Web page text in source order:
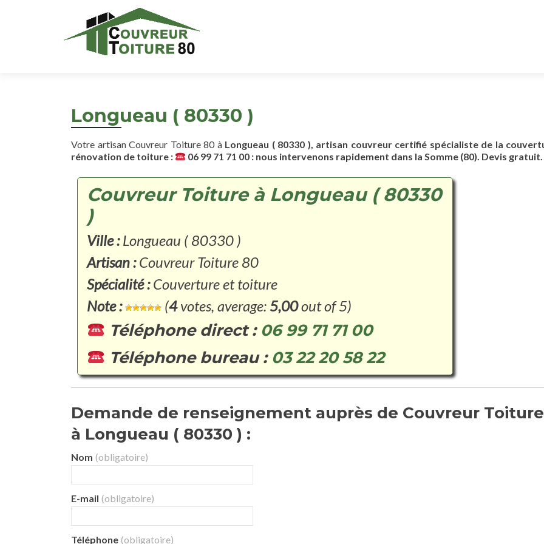
Longueau ( 80330 )
Votre artisan Couvreur Toiture 80 à Longueau ( 80330 ), artisan couvreur certifié spécialiste de la
rénovation de toiture :
06 99 71 71 00 : nous intervenons rapidement dans la Somme (80). Devis gratuit.
Couvreur Toiture à Longueau ( 80330
)
Ville :Longueau ( 80330 )
Artisan :Couvreur Toiture 80
Spécialité :Couverture et toiture
Note :
(4votes, average: 5,00out of 5)
Téléphone direct : 06 99 71 71 00
Téléphone bureau : 03 22 20 58 22
Demande de renseignement auprès de Couvreur
à Longueau ( 80330 ) :
Nom (obligatoire)
E-mail (obligatoire)
Téléphone (obligatoire)